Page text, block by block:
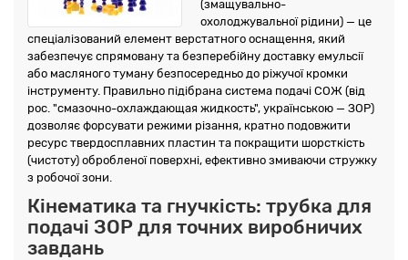
(змащувально-
охолоджувальної рідини) — це
спеціалізований елемент верстатного оснащення, який
забезпечує спрямовану та безперебійну доставку емульсії
або масляного туману безпосередньо до ріжучої кромки
інструменту. Правильно підібрана система подачі СОЖ (від
рос. "смазочно-охлаждающая жидкость", українською — ЗОР)
дозволяє форсувати режими різання, кратно подовжити
ресурс твердосплавних пластин та покращити шорсткість
(чистоту) обробленої поверхні, ефективно змиваючи стружку
з робочої зони.
Кінематика та гнучкість: трубка для
подачі ЗОР для точних виробничих
завдань